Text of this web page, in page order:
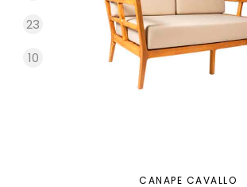
23
10
CANAPE CAVALLO